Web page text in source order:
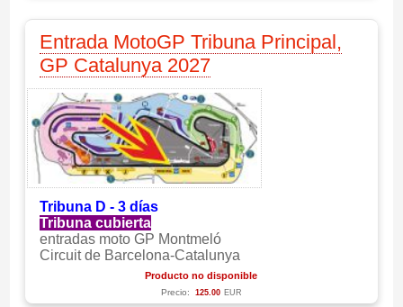
Entrada MotoGP Tribuna Principal,
GP Catalunya 2027
Tribuna D - 3 días
Tribuna cubierta
entradas moto GP Montmeló
Circuit de Barcelona-Catalunya
Producto no disponible
Precio: 125.00 EUR